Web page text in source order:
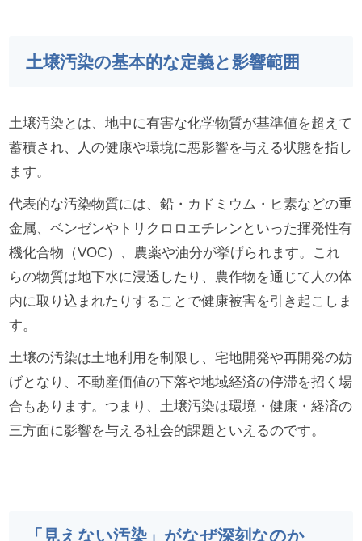
土壌汚染の基本的な定義と影響範囲
土壌汚染とは、地中に有害な化学物質が基準値を超えて
蓄積され、人の健康や環境に悪影響を与える状態を指し
ます。
代表的な汚染物質には、鉛・カドミウム・ヒ素などの重
金属、ベンゼンやトリクロロエチレンといった揮発性有
機化合物（VOC）、農薬や油分が挙げられます。これ
らの物質は地下水に浸透したり、農作物を通じて人の体
内に取り込まれたりすることで健康被害を引き起こしま
す。
土壌の汚染は土地利用を制限し、宅地開発や再開発の妨
げとなり、不動産価値の下落や地域経済の停滞を招く場
合もあります。つまり、土壌汚染は環境・健康・経済の
三方面に影響を与える社会的課題といえるのです。
「見えない汚染」がなぜ深刻なのか